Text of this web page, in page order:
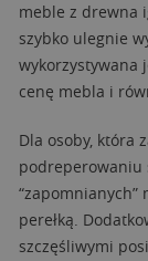
meble z drewna
szybko ulegnie
wykorzystywana
cenę mebla i
Dla osoby, która
podreperowaniu
“zapomnianych”
perełką.
szczęśliwymi